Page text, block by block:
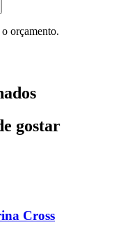
orçamento.
gostar
Cross